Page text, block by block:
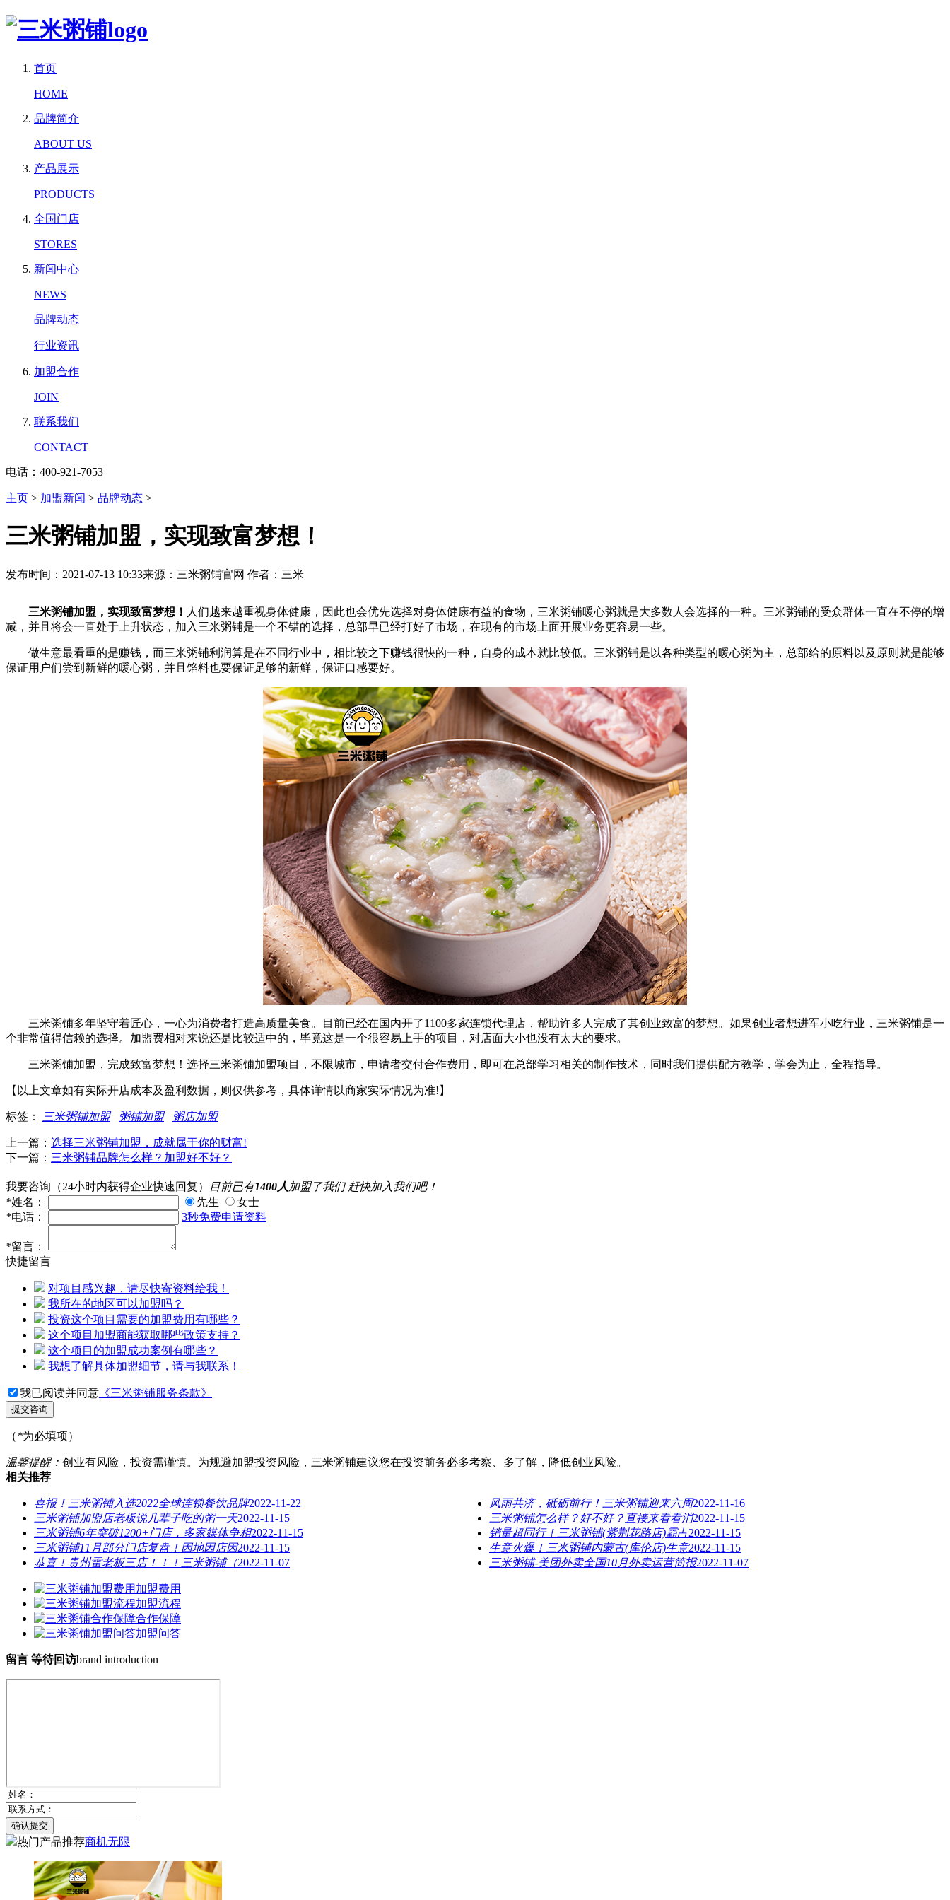
首页
HOME
品牌简介
ABOUT US
产品展示
PRODUCTS
全国门店
STORES
新闻中心
NEWS
品牌动态
行业资讯
加盟合作
JOIN
联系我们
CONTACT
电话：400-921-7053
主页 > 加盟新闻 > 品牌动态 >
三米粥铺加盟，实现致富梦想！
发布时间：2021-07-13 10:33来源：三米粥铺官网 作者：三米
三米粥铺加盟，实现致富梦想！ 人们越来越重视身体健康，因此也会优先选择对身体健康有益的食物，三米粥铺暖心粥就是大多数人会选择的一种。三米粥铺的受众群体一直在不停的增
减，并且将会一直处于上升状态，加入三米粥铺是一个不错的选择，总部早已经打好了市场，在现有的市场上面开展业务更容易一些。
做生意最看重的是赚钱，而三米粥铺利润算是在不同行业中，相比较之下赚钱很快的一种，自身的成本就比较低。三米粥铺是以各种类型的暖心粥为主，总部给的原料以及原则就是能够
保证用户们尝到新鲜的暖心粥，并且馅料也要保证足够的新鲜，保证口感要好。
三米粥铺多年坚守着匠心，一心为消费者打造高质量美食。目前已经在国内开了1100多家连锁代理店，帮助许多人完成了其创业致富的梦想。如果创业者想进军小吃行业，三米粥铺是一
个非常值得信赖的选择。加盟费相对来说还是比较适中的，毕竟这是一个很容易上手的项目，对店面大小也没有太大的要求。
三米粥铺加盟，完成致富梦想！选择三米粥铺加盟项目，不限城市，申请者交付合作费用，即可在总部学习相关的制作技术，同时我们提供配方教学，学会为止，全程指导。
【以上文章如有实际开店成本及盈利数据，则仅供参考，具体详情以商家实际情况为准!】
标签： 三米粥铺加盟 粥铺加盟 粥店加盟
上一篇： 选择三米粥铺加盟，成就属于你的财富!
下一篇： 三米粥铺品牌怎么样？加盟好不好？
我要咨询 （24小时内获得企业快速回复） 目前已有1400人 加盟了我们 赶快加入我们吧！
*姓名： 先生
女士
*电话： 3秒免费申请资料
*留言：
快捷留言
对项目感兴趣，请尽快寄资料给我！
我所在的地区可以加盟吗？
投资这个项目需要的加盟费用有哪些？
这个项目加盟商能获取哪些政策支持？
这个项目的加盟成功案例有哪些？
我想了解具体加盟细节，请与我联系！
我已阅读并同意 《三米粥铺服务条款》
提交咨询
（*为必填项）
温馨提醒： 创业有风险，投资需谨慎。为规避加盟投资风险，三米粥铺建议您在投资前务必多考察、多了解，降低创业风险。
相关推荐
喜报！三米粥铺入选2022全球连锁餐饮品牌2022-11-22 风雨共济，砥砺前行！三米粥铺迎来六周2022-11-16
三米粥铺加盟店老板说几辈子吃的粥一天2022-11-15 三米粥铺怎么样？好不好？直接来看看消2022-11-15
三米粥铺6年突破1200+门店，多家媒体争相2022-11-15 销量超同行！三米粥铺(紫荆花路店)霸占2022-11-15
三米粥铺11月部分门店复盘！因地因店因2022-11-15 生意火爆！三米粥铺内蒙古(库伦店)生意2022-11-15
恭喜！贵州雷老板三店！！！三米粥铺（2022-11-07 三米粥铺-美团外卖全国10月外卖运营简报2022-11-07
加盟费用
加盟流程
合作保障
加盟问答
留言 等待回访brand introduction
确认提交
热门产品推荐商机无限